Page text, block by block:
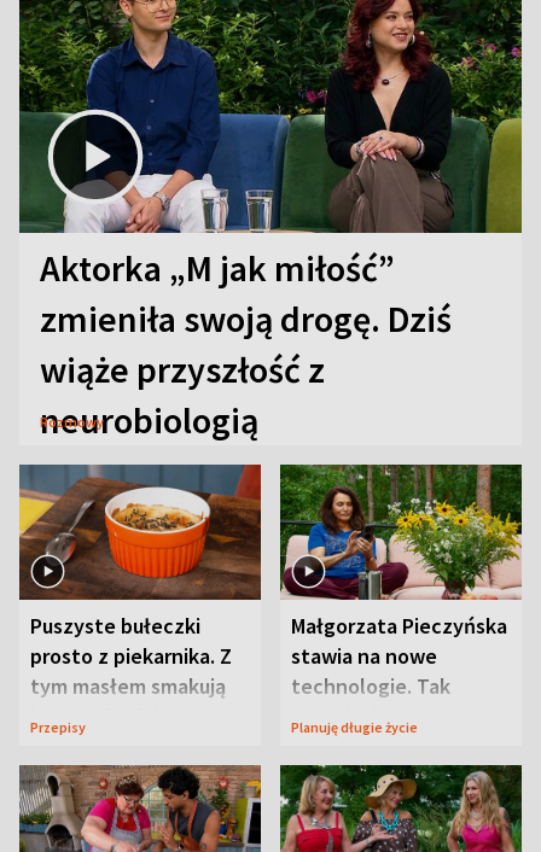
Aktorka „M jak miłość”
zmieniła swoją drogę. Dziś
wiąże przyszłość z
neurobiologią
Rozmowy
Puszyste bułeczki
prosto z piekarnika. Z
tym masłem smakują
jeszcze lepiej
Przepisy
Małgorzata Pieczyńska
stawia na nowe
technologie. Tak
organizuje sprawy
Planuję długie życie